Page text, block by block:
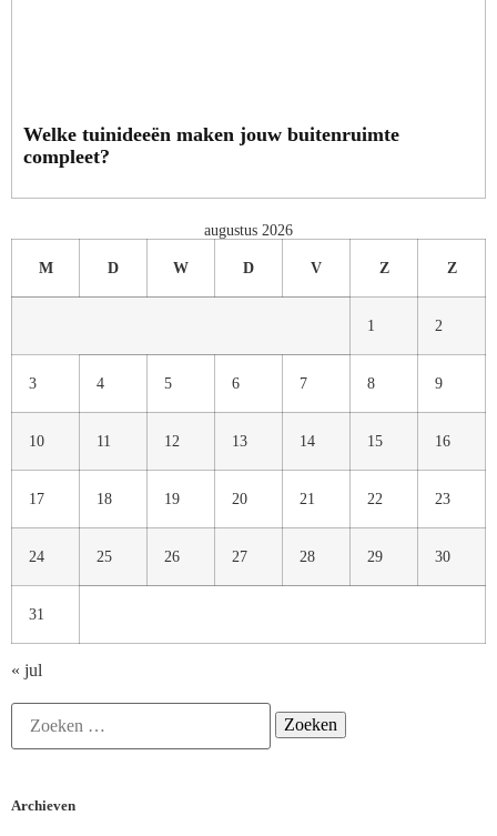
Welke tuinideeën maken jouw buitenruimte
compleet?
augustus 2026
M D W D V Z Z
1 2
3 4 5 6 7 8 9
10 11 12 13 14 15 16
17 18 19 20 21 22 23
24 25 26 27 28 29 30
31
« jul
Archieven